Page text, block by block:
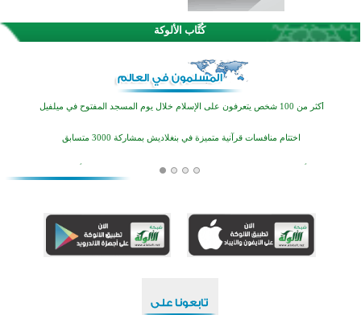
كُتَّاب الألوكة
القرآن والتربية في صدارة البرامج الصيفية للمسلمين في بينزا وساراتوف وموردوفيا هذا العام
اختتام الدورة التاسعة لمسابقة حفظ وتلاوة القرآن الكريم في أزناكاييف
أكثر من 100 شخص يتعرفون على الإسلام خلال يوم المسجد المفتوح في ميلفيل
اختتام منافسات قرآنية متميزة في بنغلاديش بمشاركة 3000 متسابق
منطقة ريبوفسي تحتفل بميلاد مسجد جديد في أجواء إيمانية مميزة